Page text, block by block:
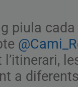
piula cada
a diferents